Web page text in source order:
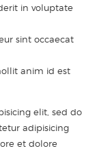
in voluptate
sint occaecat
anim id est
elit, sed do
adipisicing
et dolore